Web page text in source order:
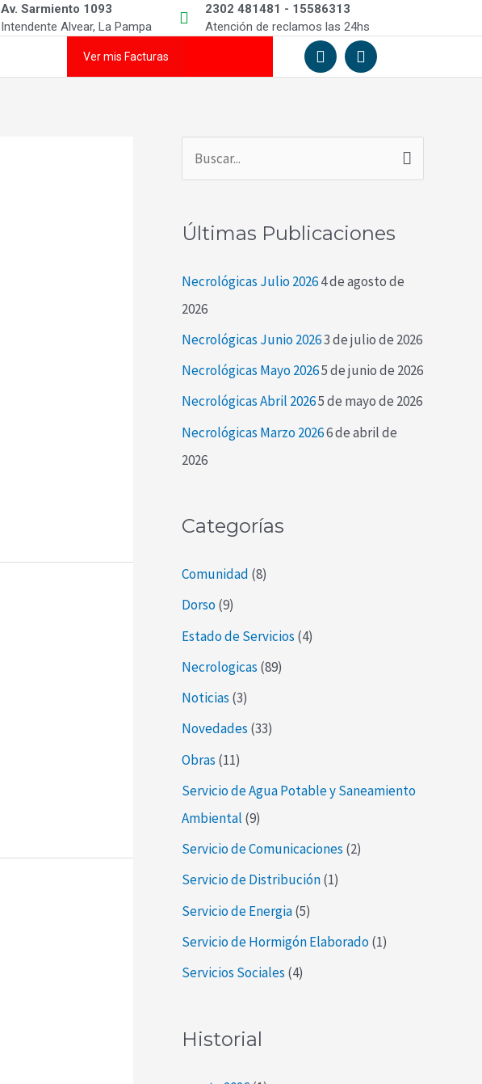
Av. Sarmiento 1093
Intendente Alvear, La Pampa
2302 481481 - 15586313
Atención de reclamos las 24hs
Ver mis Facturas
F
a
c
o
-
I
n
s
r
m
c
a
r
:
Últimas Publicaciones
Necrológicas Julio 20264 de agosto de
2026
Necrológicas Junio 20263 de julio de 2026
Necrológicas Mayo 20265 de junio de 2026
Necrológicas Abril 20265 de mayo de 2026
Necrológicas Marzo 20266 de abril de
2026
Categorías
Comunidad (8)
Dorso(9)
Estado de Servicios (4)
Necrologicas (89)
Noticias (3)
Novedades (33)
Obras (11)
Servicio de Agua Potable y Saneamiento
Ambiental (9)
Servicio de Comunicaciones (2)
Servicio de Distribución(1)
Servicio de Energia(5)
Servicio de Hormigón Elaborado(1)
Servicios Sociales (4)
Historial